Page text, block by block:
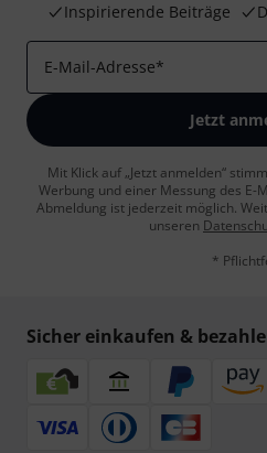
Inspirierende Beiträge
E-Mail-Adresse*
Jetzt
Mit Klick auf „Jetzt anmelden“
Werbung und einer Messung des E-
Abmeldung ist jederzeit möglich.
unseren
*
Sicher einkaufen &